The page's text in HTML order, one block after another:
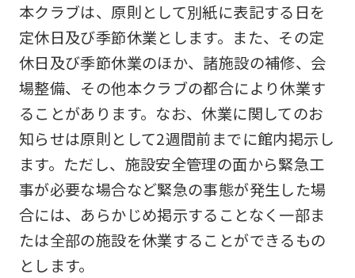
本クラブは、原則として別紙に表記する日を
定休日及び季節休業とします。また、その定
休日及び季節休業のほか、諸施設の補修、会
場整備、その他本クラブの都合により休業す
ることがあります。なお、休業に関してのお
知らせは原則として2週間前までに館内掲示し
ます。ただし、施設安全管理の面から緊急工
事が必要な場合など緊急の事態が発生した場
合には、あらかじめ掲示することなく一部ま
たは全部の施設を休業することができるもの
とします。
will
be
translated
mechanically,
so
it
may
not
be
an